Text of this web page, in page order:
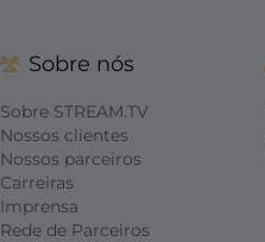
Sobre nós
Sobre STREAM.TV
Nossos clientes
Nossos parceiros
Carreiras
Imprensa
Rede de Parceiros